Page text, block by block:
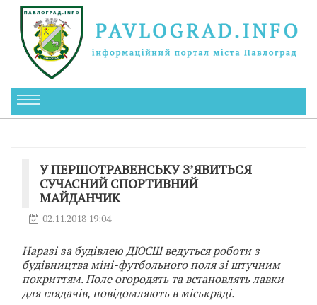
У ПЕРШОТРАВЕНСЬКУ З’ЯВИТЬСЯ
СУЧАСНИЙ СПОРТИВНИЙ
МАЙДАНЧИК
02.11.2018 19:04
Наразі за будівлею ДЮСШ ведуться роботи з
будівництва міні-футбольного поля зі штучним
покриттям. Поле огородять та встановлять лавки
для глядачів, повідомляють в міськраді.